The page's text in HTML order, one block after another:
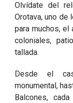
Olvídate del
Orotava, uno de
para muchos, el
coloniales,
tallada.
Desde el
monumental,
Balcones,